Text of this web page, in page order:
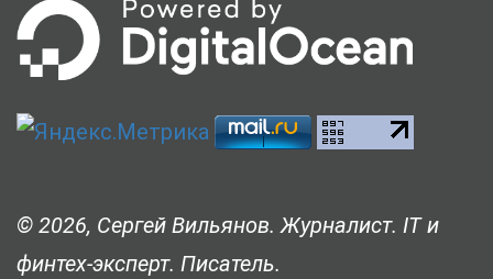
© 2026, Сергей Вильянов. Журналист. IT и
финтех-эксперт. Писатель.